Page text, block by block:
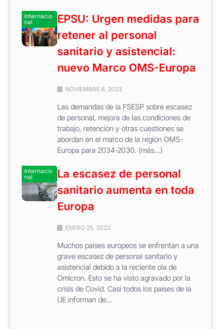
Internacio
nal
EPSU: Urgen medidas para
retener al personal
sanitario y asistencial:
nuevo Marco OMS-Europa
NOVIEMBRE 8, 2023
Las demandas de la FSESP sobre escasez
de personal, mejora de las condiciones de
trabajo, retención y otras cuestiones se
abordan en el marco de la región OMS-
Europa para 2034-2030. (más…)
Internacio
nal
La escasez de personal
sanitario aumenta en toda
Europa
ENERO 25, 2022
Muchos países europeos se enfrentan a una
grave escasez de personal sanitario y
asistencial debido a la reciente ola de
Omicron. Esto se ha visto agravado por la
crisis de Covid. Casi todos los países de la
UE informan de...